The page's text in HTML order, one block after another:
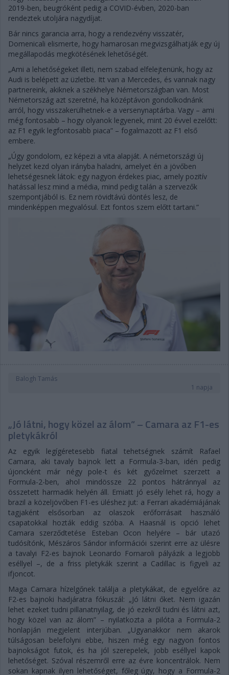
2019-ben, beugróként pedig a COVID-évben, 2020-ban
rendeztek utoljára nagydíjat.
Bár nincs garancia arra, hogy a rendezvény visszatér,
Domenicali elismerte, hogy hamarosan megvizsgálhatják egy új
megállapodás megkötésének lehetőségét.
„Ami a lehetőségeket illeti, nem szabad elfelejtenünk, hogy az
Audi is belépett az üzletbe. Itt van a Mercedes, és vannak nagy
partnereink, akiknek a székhelye Németországban van. Most
Németország azt szeretné, ha középtávon gondolkodnánk
arról, hogy visszakerülhetnek-e a versenynaptárba. Vagy – ami
még fontosabb – hogy olyanok legyenek, mint 20 évvel ezelőtt:
az F1 egyik legfontosabb piaca” – fogalmazott az F1 első
embere.
„Úgy gondolom, ez képezi a vita alapját. A németországi új
helyzet kezd olyan irányba haladni, amelyet én a jövőben
lehetségesnek látok: egy nagyon érdekes piac, amely pozitív
hatással lesz mind a média, mind pedig talán a szervezők
szempontjából is. Ez nem rövidtávú döntés lesz, de
mindenképpen megvalósul. Ezt fontos szem előtt tartani.”
Balogh Tamás
1 napja
„Jó látni, hogy közel az álom” – Camara az F1-es
pletykákról
Az egyik legígéretesebb fiatal tehetségnek számít Rafael
Camara, aki tavaly bajnok lett a Formula-3-ban, idén pedig
újoncként már négy pole-t és két győzelmet szerzett a
Formula-2-ben, ahol mindössze 22 pontos hátránnyal az
összetett harmadik helyén áll. Emiatt jó esély lehet rá, hogy a
brazil a közeljövőben F1-es üléshez jut: a Ferrari akadémiájának
tagjaként elsősorban az olaszok erőforrásait használó
csapatokkal hozták eddig szóba. A Haasnál is opció lehet
Camara szerződtetése Esteban Ocon helyére – bár utazó
tudósítónk, Mészáros Sándor információi szerint erre az ülésre
a tavalyi F2-es bajnok Leonardo Fornaroli pályázik a legjobb
eséllyel –, de a friss pletykák szerint a Cadillac is figyeli az
ifjoncot.
Maga Camara hízelgőnek találja a pletykákat, de egyelőre az
F2-es bajnoki hadjáratra fókuszál: „Jó látni őket. Nem igazán
lehet ezeket tudni pillanatnyilag, de jó ezekről tudni és látni azt,
hogy közel van az álom” – nyilatkozta a pilóta a Formula-2
honlapján megjelent interjúban. „Ugyanakkor nem akarok
túlságosan belefolyni ebbe, hiszen még egy nagyon fontos
bajnokságot futok, és ha jól szerepelek, jobb eséllyel kapok
lehetőséget. Szóval részemről erre az évre koncentrálok. Nem
sokan kapnak ilyen lehetőséget, főleg úgy, hogy a Formula-2